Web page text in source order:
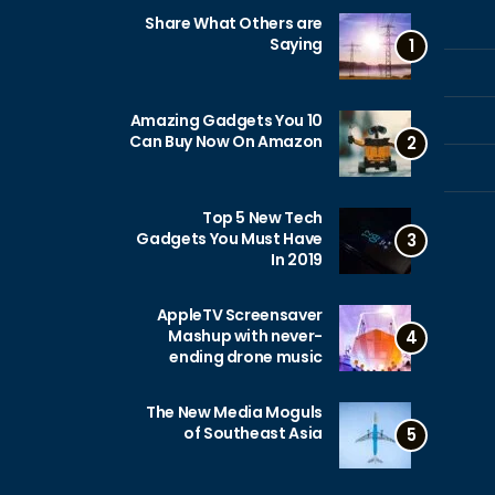
1
Share What Others are
Saying
2
10 Amazing Gadgets You
Can Buy Now On Amazon
3
Top 5 New Tech
Gadgets You Must Have
In 2019
4
AppleTV Screensaver
Mashup with never-
ending drone music
5
The New Media Moguls
of Southeast Asia